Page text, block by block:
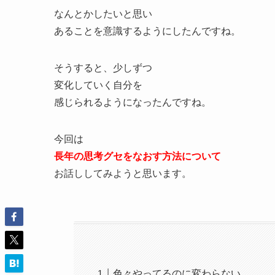
なんとかしたいと思い
あることを意識するようにしたんですね。
そうすると、少しずつ
変化していく自分を
感じられるようになったんですね。
今回は
長年の思考グセをなおす方法について
お話ししてみようと思います。